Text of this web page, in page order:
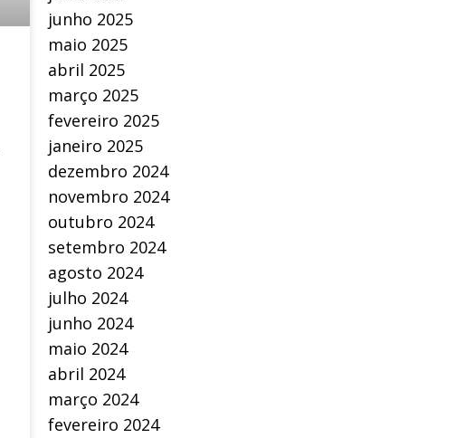
junho 2025
maio 2025
abril 2025
março 2025
fevereiro 2025
janeiro 2025
dezembro 2024
novembro 2024
outubro 2024
setembro 2024
agosto 2024
julho 2024
junho 2024
maio 2024
abril 2024
março 2024
fevereiro 2024